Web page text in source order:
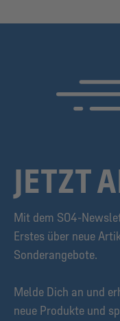
JETZT
Mit dem S04-
Erstes über neue
Sonderangebote.
Melde Dich an und
neue Produkte und